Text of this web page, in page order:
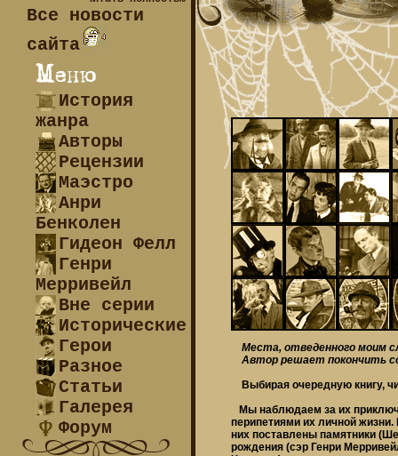
Все новости
сайта
История
жанра
Авторы
Рецензии
Маэстро
Анри
Бенколен
Гидеон Фелл
Генри
Мерривейл
Вне серии
Исторические
Герои
Разное
Статьи
Галерея
Форум
Места, отведенного моим
Автор решает покончить
Выбирая очередную книгу,
Мы наблюдаем за их
перипетиями их личной
них поставлены памятники
рождения (сэр Генри